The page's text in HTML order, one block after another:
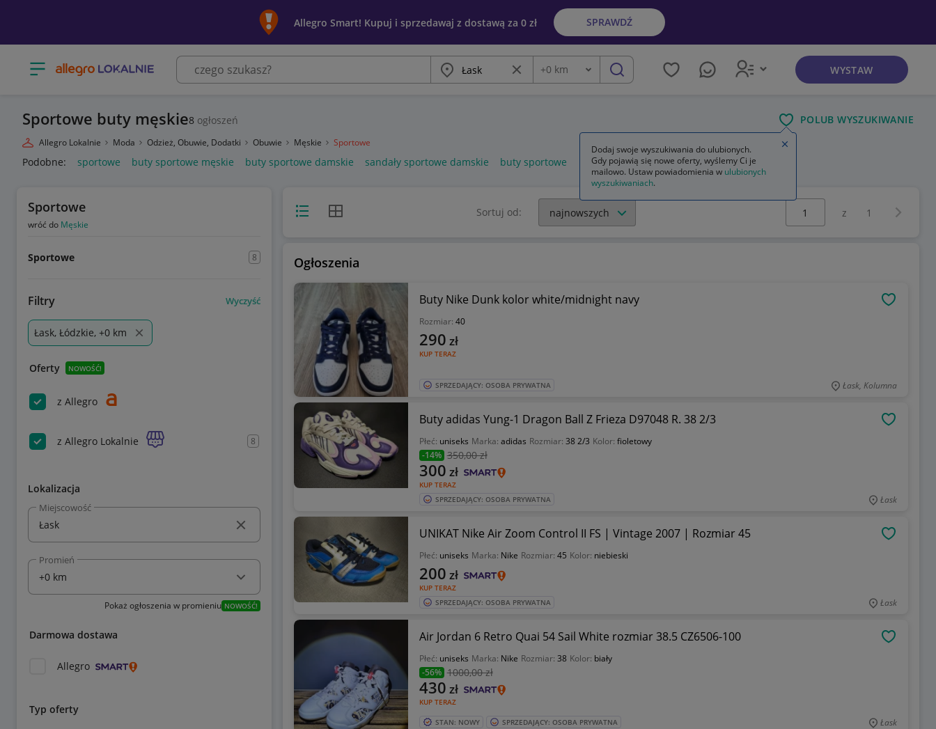
Allegro Smart! Kupuj i sprzedawaj z dostawą za 0 zł SPRAWDŹ
Otwórz menu z kategoriami Miasto Wyczyść frazę
Odległość
+0 km szukaj WYSTAW
Sportowe buty męskie8 ogłoszeń POLUB WYSZUKIWANIE
Allegro Lokalnie Moda Odzież, Obuwie, Dodatki Obuwie Męskie Sportowe
Podobne: sportowe buty sportowe męskie buty sportowe damskie sandały sportowe damskie buty sportowe
Sportowe
wróć do Męskie
Sportowe 8
Filtry Wyczyść
Łask, Łódzkie, +0 km
Oferty NOWOŚĆ!
z Allegro
z Allegro Lokalnie 8
Lokalizacja
Miejscowość
Promień
Pokaż ogłoszenia w promieniu NOWOŚĆ!
Darmowa dostawa
Allegro
Typ oferty
Widok listyWidok siatki Sortuj od:
Wybierz stronę:
z 1
Ogłoszenia
Buty Nike Dunk kolor white/midnight navy
Rozmiar: 40
KUP TERAZ
290 zł
SPRZEDAJĄCY: OSOBA PRYWATNA Łask, Kolumna
Buty adidas Yung-1 Dragon Ball Z Frieza D97048 R. 38 2/3
Płeć: uniseks Marka: adidas Rozmiar: 38 2/3 Kolor: fioletowy
-14% 350,00 zł
KUP TERAZ
300 zł
SPRZEDAJĄCY: OSOBA PRYWATNA Łask
UNIKAT Nike Air Zoom Control II FS | Vintage 2007 | Rozmiar 45
Płeć: uniseks Marka: Nike Rozmiar: 45 Kolor: niebieski
KUP TERAZ
200 zł
SPRZEDAJĄCY: OSOBA PRYWATNA Łask
Air Jordan 6 Retro Quai 54 Sail White rozmiar 38.5 CZ6506-100
Płeć: uniseks Marka: Nike Rozmiar: 38 Kolor: biały
-56% 1000,00 zł
KUP TERAZ
430 zł
STAN: NOWY SPRZEDAJĄCY: OSOBA PRYWATNA Łask
Dodaj swoje wyszukiwania do ulubionych.
Gdy pojawią się nowe oferty, wyślemy Ci je
mailowo. Ustaw powiadomienia w ulubionych
wyszukiwaniach.
Zamknij wskazówkę